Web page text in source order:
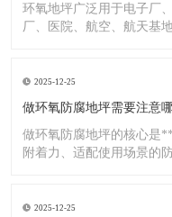
环氧地坪广泛用于电子厂
厂、医院、航空、航天基
2025-12-25
做环氧防腐地坪需要注意
做环氧防腐地坪的核心是
附着力、适配使用场景的
2025-12-25